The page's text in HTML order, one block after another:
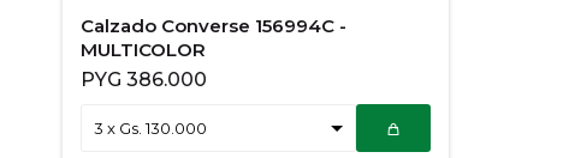
Calzado Converse 156994C -
MULTICOLOR
PYG 386.000